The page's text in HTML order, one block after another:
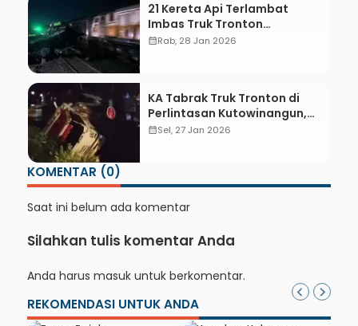
21 Kereta Api Terlambat
Imbas Truk Tronton
Tertabrak KA Gajayana di
calendar_monthRab, 28 Jan 2026
KA Tabrak Truk Tronton di
Perlintasan Kutowinangun,
Pos Penjaga Hancur
calendar_monthSel, 27 Jan 2026
KOMENTAR (0)
Saat ini belum ada komentar
Silahkan tulis komentar Anda
Anda harus masuk untuk berkomentar.
REKOMENDASI UNTUK ANDA